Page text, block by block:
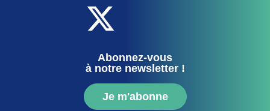
Abonnez-vous
à notre newsletter !
Je m'abonne